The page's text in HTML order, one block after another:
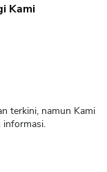
Kami
terkini, namun Kami
informasi.